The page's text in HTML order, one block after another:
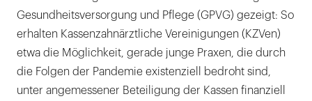
Gesundheitsversorgung und Pflege (GPVG) gezeigt: So
erhalten Kassenzahnärztliche Vereinigungen (KZVen)
etwa die Möglichkeit, gerade junge Praxen, die durch
die Folgen der Pandemie existenziell bedroht sind,
unter angemessener Beteiligung der Kassen finanziell